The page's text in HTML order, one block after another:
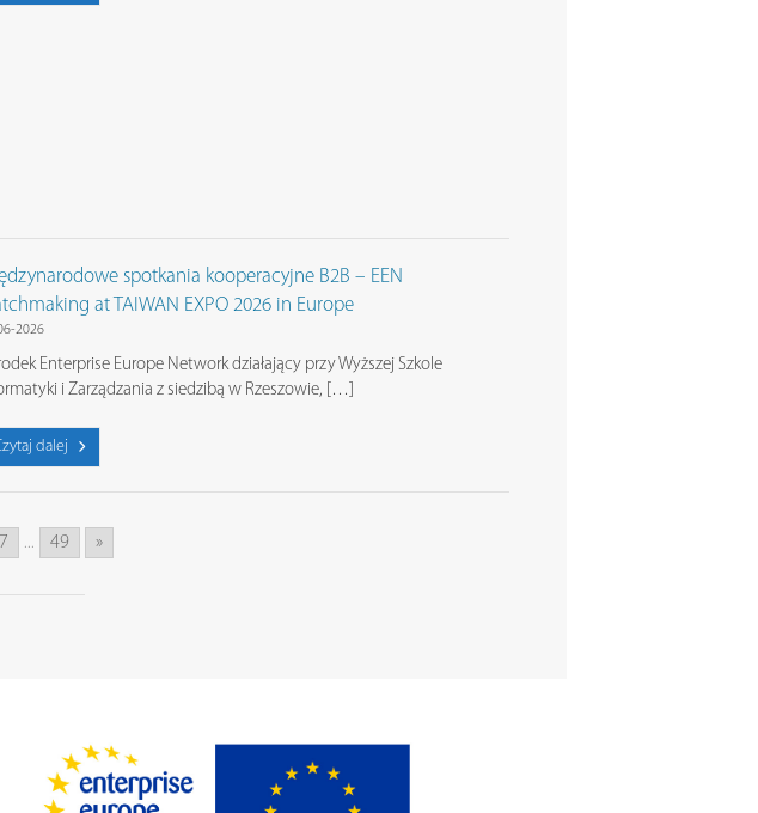
spotkania kooperacyjne B2B – EEN
at TAIWAN EXPO 2026 in Europe
2026
Enterprise Europe Network działający przy Wyższej Szkole
i Zarządzania z siedzibą w Rzeszowie, […]
dalej
7 ... 49 »